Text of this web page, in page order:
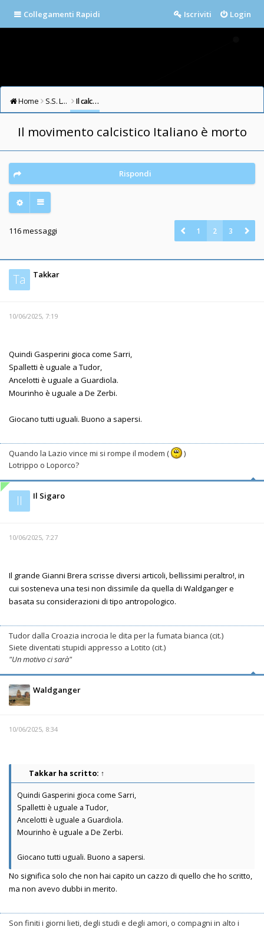
Collegamenti Rapidi Login
Iscriviti
Home S.S. LAZIO FORUM Il calcio in testa
Il movimento calcistico Italiano è morto
Rispondi
116 messaggi 1 2 3
Ta Takkar
10/06/2025, 7:19
Quindi Gasperini gioca come Sarri,
Spalletti è uguale a Tudor,
Ancelotti è uguale a Guardiola.
Mourinho è uguale a De Zerbi.
Giocano tutti uguali. Buono a sapersi.
Quando la Lazio vince mi si rompe il modem (
)
Lotrippo o Loporco?
Il Il Sigaro
10/06/2025, 7:27
Il grande Gianni Brera scrisse diversi articoli, bellissimi peraltro!, in
cui sosteneva una tesi non dissimile da quella di Waldganger e
basata su considerazioni di tipo antropologico.
Tudor dalla Croazia incrocia le dita per la fumata bianca (cit.)
Siete diventati stupidi appresso a Lotito (cit.)
"Un motivo ci sarà"
Waldganger
10/06/2025, 8:34
Takkar ha scritto: ↑
Quindi Gasperini gioca come Sarri,
Spalletti è uguale a Tudor,
Ancelotti è uguale a Guardiola.
Mourinho è uguale a De Zerbi.
Giocano tutti uguali. Buono a sapersi.
No significa solo che non hai capito un cazzo di quello che ho scritto,
ma non avevo dubbi in merito.
Son finiti i giorni lieti, degli studi e degli amori, o compagni in alto i